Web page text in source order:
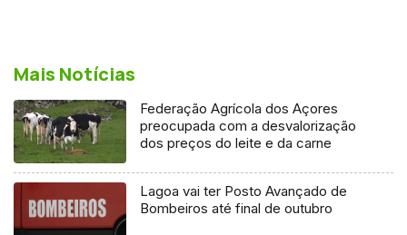
Mais Notícias
Federação Agrícola dos Açores
preocupada com a desvalorização
dos preços do leite e da carne
Lagoa vai ter Posto Avançado de
Bombeiros até final de outubro